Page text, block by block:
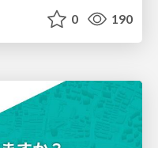
0 190